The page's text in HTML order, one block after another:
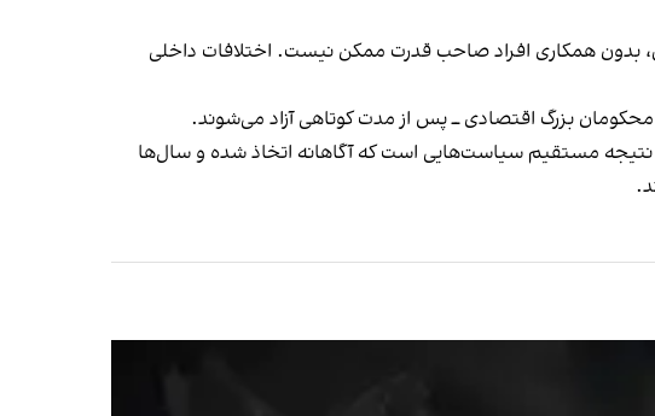
همکاری افراد صاحب قدرت ممکن نیست. اختلافات داخلی
بزرگ اقتصادی ــ پس از مدت کوتاهی آزاد می‌شوند.
نتیجه مستقیم سیاست‌هایی است که آگاهانه اتخاذ شده و سال‌ها